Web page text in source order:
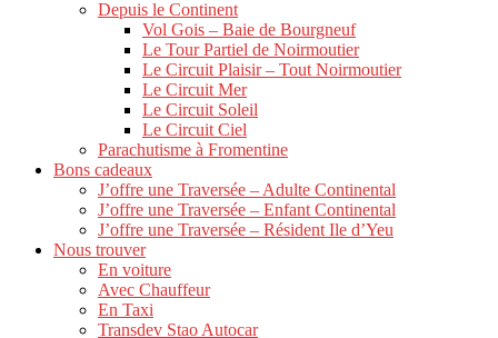
Depuis le Continent
Vol Gois – Baie de Bourgneuf
Le Tour Partiel de Noirmoutier
Le Circuit Plaisir – Tout Noirmoutier
Le Circuit Mer
Le Circuit Soleil
Le Circuit Ciel
Parachutisme à Fromentine
Bons cadeaux
J’offre une Traversée – Adulte Continental
J’offre une Traversée – Enfant Continental
J’offre une Traversée – Résident Ile d’Yeu
Nous trouver
En voiture
Avec Chauffeur
En Taxi
Transdev Stao Autocar